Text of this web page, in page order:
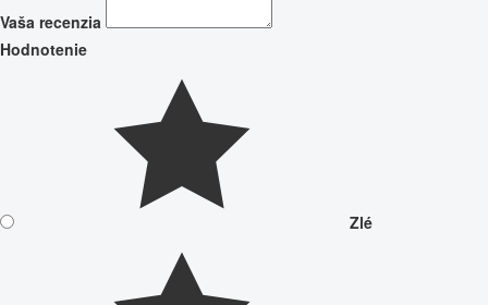
Vaša recenzia
Hodnotenie
Zlé